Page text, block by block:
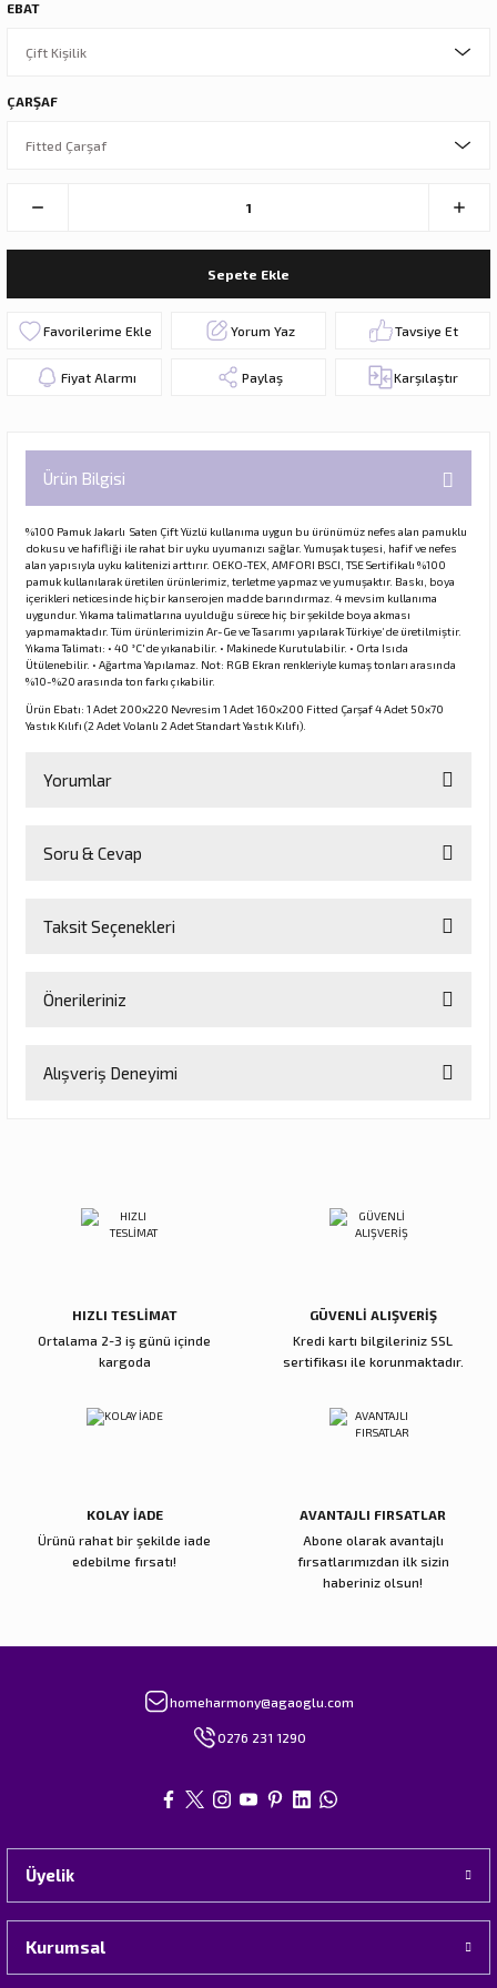
EBAT
ÇARŞAF
Sepete Ekle
Yorum Yaz Tavsiye Et
Fiyat Alarmı Paylaş Karşılaştır
Ürün Bilgisi
%100 Pamuk Jakarlı Saten Çift Yüzlü kullanıma uygun bu ürünümüz nefes alan pamuklu
dokusu ve hafifliği ile rahat bir uyku uyumanızı sağlar. Yumuşak tuşesi, hafif ve nefes
alan yapısıyla uyku kalitenizi arttırır. OEKO-TEX, AMFORI BSCI, TSE Sertifikalı %100
pamuk kullanılarak üretilen ürünlerimiz, terletme yapmaz ve yumuşaktır. Baskı, boya
içerikleri neticesinde hiçbir kanserojen madde barındırmaz. 4 mevsim kullanıma
uygundur. Yıkama talimatlarına uyulduğu sürece hiç bir şekilde boya akması
yapmamaktadır. Tüm ürünlerimizin Ar-Ge ve Tasarımı yapılarak Türkiye’de üretilmiştir.
Yıkama Talimatı: • 40 °C'de yıkanabilir. • Makinede Kurutulabilir. • Orta Isıda
Ütülenebilir. • Ağartma Yapılamaz. Not: RGB Ekran renkleriyle kumaş tonları arasında
%10-%20 arasında ton farkı çıkabilir.
Ürün Ebatı: 1 Adet 200x220 Nevresim 1 Adet 160x200 Fitted Çarşaf 4 Adet 50x70
Yastık Kılıfı (2 Adet Volanlı 2 Adet Standart Yastık Kılıfı).
Yorumlar
Soru & Cevap
Taksit Seçenekleri
Önerileriniz
konularda yetersiz gördüğünüz noktaları öneri formunu kullanarak
Ürün açıklamasında eksik bilgiler bulunuyor.
Ürün bilgilerinde hatalar bulunuyor.
Alışveriş Deneyimi
HIZLI TESLİMAT
Ortalama 2-3 iş günü içinde
kargoda
GÜVENLİ ALIŞVERİŞ
Kredi kartı bilgileriniz SSL
sertifikası ile korunmaktadır.
KOLAY İADE
Ürünü rahat bir şekilde iade
edebilme fırsatı!
AVANTAJLI FIRSATLAR
Abone olarak avantajlı
fırsatlarımızdan ilk sizin
haberiniz olsun!
homeharmony@agaoglu.com
0276 231 1290
Üyelik
Kurumsal